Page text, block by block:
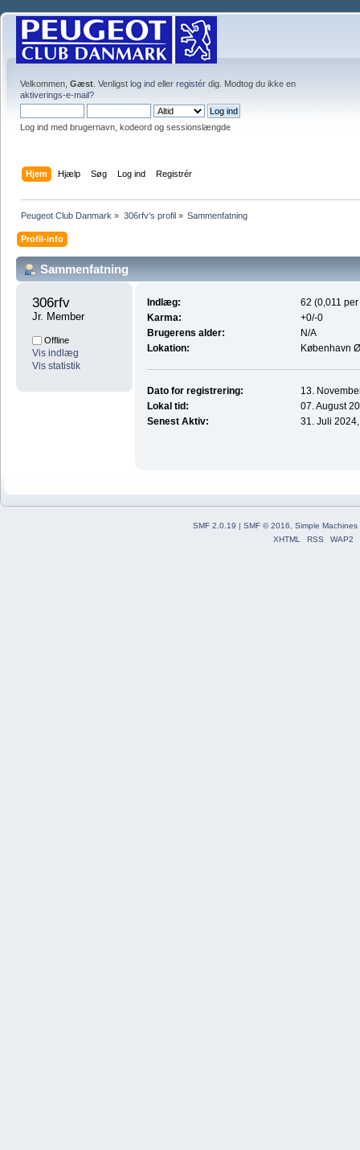
Velkommen, Gæst . Venligst log ind eller registér dig. Modtog du ikke en
aktiverings-e-mail?
Log ind med brugernavn, kodeord og sessionslængde
Hjem Hjælp Søg Log ind Registrér
Peugeot Club Danmark » 306rfv's profil» Sammenfatning
Profil-info
Sammenfatning
306rfv
Jr. Member
Offline
Vis indlæg
Vis statistik
Indlæg:
62 (0,011
Karma:
+0/-0
Brugerens alder:
N/A
Lokation:
København
Dato for registrering:
13.
Lokal tid:
07. August
Senest Aktiv:
31. Juli
SMF 2.0.19 | SMF © 2016, Simple Machines
XHTML
RSS WAP2